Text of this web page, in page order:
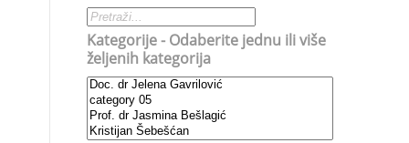
Kategorije - Odaberite jednu ili više
željenih kategorija